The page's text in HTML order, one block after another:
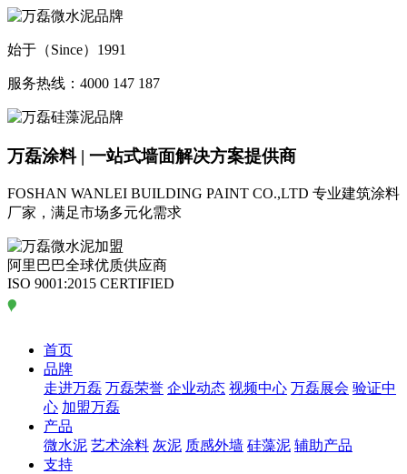
始于（Since）1991
服务热线：4000 147 187
万磊涂料 | 一站式墙面解决方案提供商
FOSHAN WANLEI BUILDING PAINT CO.,LTD 专业建筑涂料
厂家，满足市场多元化需求
阿里巴巴全球优质供应商
ISO 9001:2015 CERTIFIED
首页
品牌
走进万磊 万磊荣誉 企业动态 视频中心 万磊展会 验证中
心 加盟万磊
产品
微水泥 艺术涂料 灰泥 质感外墙 硅藻泥 辅助产品
支持